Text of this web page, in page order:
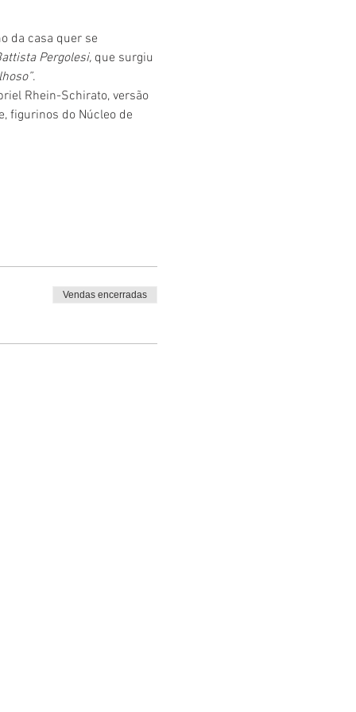
da casa quer se
Pergolesi, que surgiu
.
Rhein-Schirato, versão
figurinos do Núcleo de
Vendas encerradas